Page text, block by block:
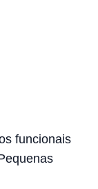
funcionais